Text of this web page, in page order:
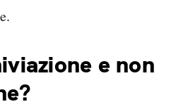
e non